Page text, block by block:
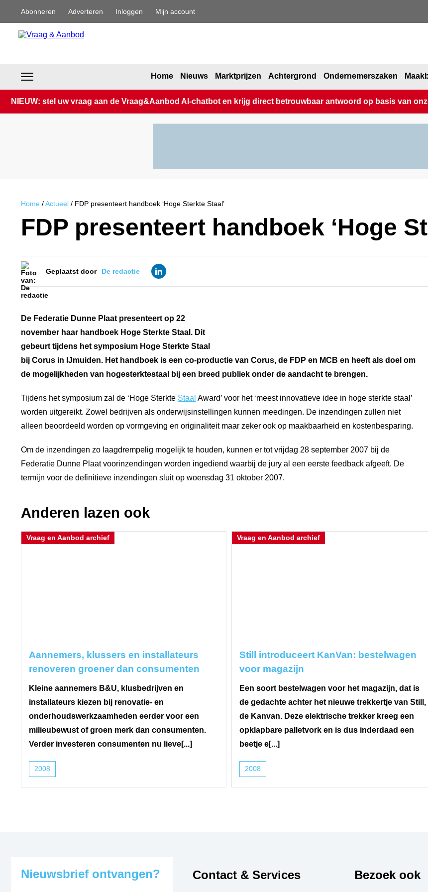
Abonneren Adverteren Inloggen Mijn account
Home Nieuws Marktprijzen Achtergrond Ondernemerszaken
NIEUW: stel uw vraag aan de Vraag&Aanbod AI-chatbot en krijg direct betrouwbaar antwoord op basis van
Home / Actueel / FDP presenteert handboek ‘Hoge Sterkte Staal’
FDP presenteert handboek ‘Hoge
Geplaatst door De redactie
De Federatie Dunne Plaat presenteert op 22
november haar handboek Hoge Sterkte Staal. Dit
gebeurt tijdens het symposium Hoge Sterkte Staal
bij Corus in IJmuiden. Het handboek is een co-productie van Corus, de FDP en MCB en heeft als doel om
de mogelijkheden van hogesterktestaal bij een breed publiek onder de aandacht te brengen.
Tijdens het symposium zal de ‘Hoge Sterkte Staal Award’ voor het ‘meest innovatieve idee in hoge sterkte staal’
worden uitgereikt. Zowel bedrijven als onderwijsinstellingen kunnen meedingen. De inzendingen zullen niet
alleen beoordeeld worden op vormgeving en originaliteit maar zeker ook op maakbaarheid en kostenbesparing.
Om de inzendingen zo laagdrempelig mogelijk te houden, kunnen er tot vrijdag 28 september 2007 bij de
Federatie Dunne Plaat voorinzendingen worden ingediend waarbij de jury al een eerste feedback afgeeft. De
termijn voor de definitieve inzendingen sluit op woensdag 31 oktober 2007.
Anderen lazen ook
Vraag en Aanbod archief
Aannemers, klussers en installateurs
renoveren groener dan consumenten
Kleine aannemers B&U, klusbedrijven en
installateurs kiezen bij renovatie- en
onderhoudswerkzaamheden eerder voor een
milieubewust of groen merk dan consumenten.
Verder investeren consumenten nu lieve[...]
2008
Vraag en Aanbod archief
Still introduceert KanVan: bestelwagen
voor magazijn
Een soort bestelwagen voor het magazijn, dat is
de gedachte achter het nieuwe trekkertje van Still,
de Kanvan. Deze elektrische trekker kreeg een
opklapbare palletvork en is dus inderdaad een
beetje e[...]
2008
Nieuwsbrief ontvangen? Contact & Services Bezoek ook